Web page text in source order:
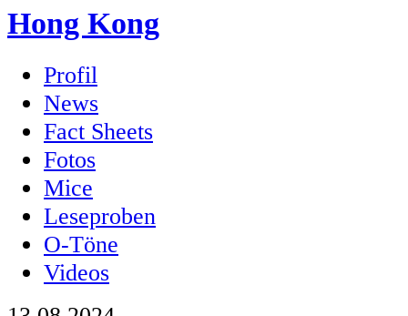
Hong Kong
Profil
News
Fact Sheets
Fotos
Mice
Leseproben
O-Töne
Videos